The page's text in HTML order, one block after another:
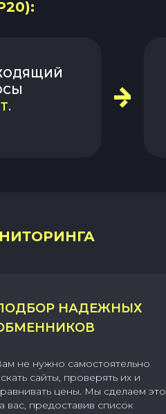
.
НАДЕЖНЫХ
не нужно самостоятельно
сайты, проверять их и
цены. Мы сделаем это
вас, предоставив список